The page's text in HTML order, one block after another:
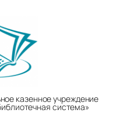
казенное учреждение
система»